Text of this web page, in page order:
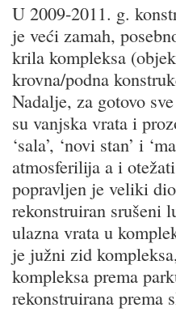
U 2009-2011. g.
je veći zamah,
krila kompleksa
krovna/podna
Nadalje, za gotovo
su vanjska vrata i
‘sala’, ‘novi stan’ i
atmosferilija a i
popravljen je veliki
rekonstruiran srušeni
ulazna vrata u
je južni zid
kompleksa prema
rekonstruirana prema